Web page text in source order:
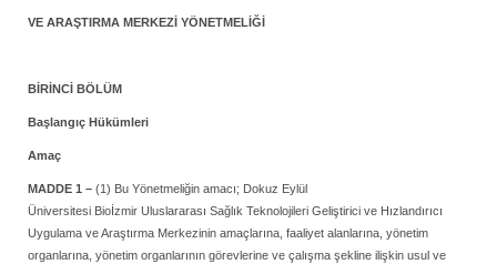
VE ARAŞTIRMA MERKEZİ YÖNETMELİĞİ
BİRİNCİ BÖLÜM
Başlangıç Hükümleri
Amaç
MADDE 1 – (1) Bu Yönetmeliğin amacı; Dokuz Eylül
Üniversitesi Bioİzmir Uluslararası Sağlık Teknolojileri Geliştirici ve Hızlandırıcı
Uygulama ve Araştırma Merkezinin amaçlarına, faaliyet alanlarına, yönetim
organlarına, yönetim organlarının görevlerine ve çalışma şekline ilişkin usul ve